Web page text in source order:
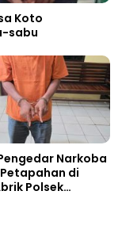
Koto
sabu
Narkoba
di
Polsek